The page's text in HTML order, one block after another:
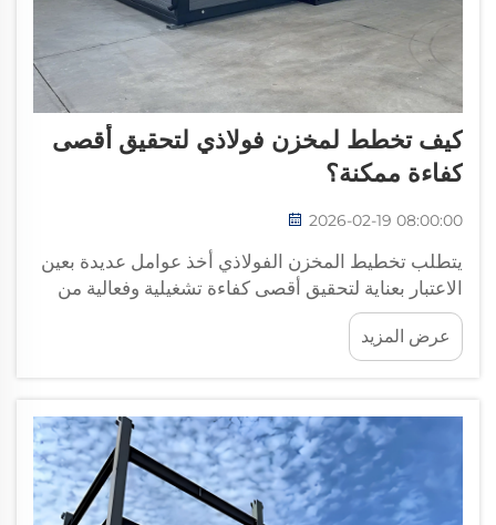
كيف تخطط لمخزن فولاذي لتحقيق أقصى
كفاءة ممكنة؟
2026-02-19 08:00:00
يتطلب تخطيط المخزن الفولاذي أخذ عوامل عديدة بعين
الاعتبار بعناية لتحقيق أقصى كفاءة تشغيلية وفعالية من
حيث التكلفة. وتعتمد المنشآت الصناعية الحديثة على
عناصر تصميم استراتيجية تُحسِّن سعة التخزين، وتدفق
العمل...
عرض المزيد